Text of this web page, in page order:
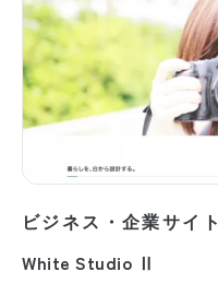
ビジネス・企業サイト
White Studio Ⅱ